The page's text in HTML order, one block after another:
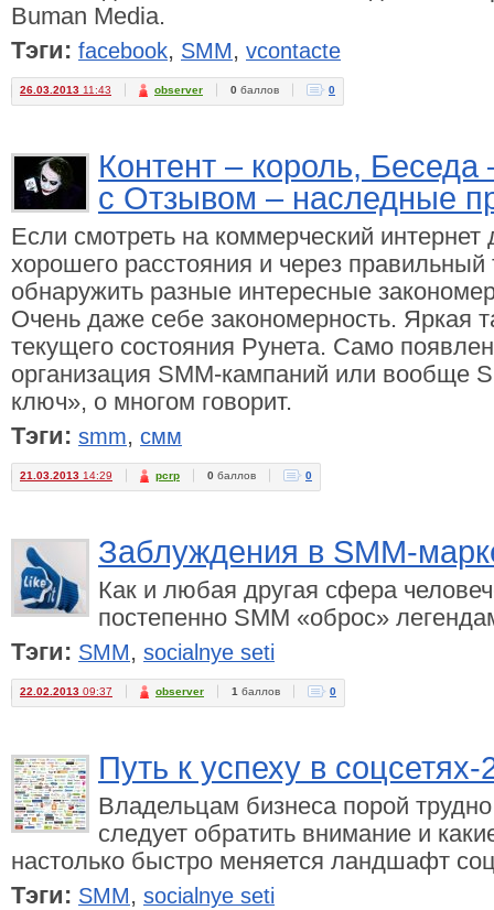
Buman Media.
Тэги: facebook, SMM, vcontacte
26.03.2013 11:43 observer 0 баллов 0
Контент – король,
с Отзывом – наследные
Если смотреть на коммерческий интернет
хорошего расстояния и через
обнаружить разные интересные
Очень даже себе закономерность. Яркая
текущего состояния Рунета. Само
организация SMM-кампаний или вообще
ключ», о многом говорит.
Тэги: smm, смм
21.03.2013 14:29 pcrp 0 баллов 0
Заблуждения в SMM-
Как и любая другая сфера
постепенно SMM «оброс»
Тэги: SMM, socialnye seti
22.02.2013 09:37 observer 1 баллов 0
Путь к успеху в соцсетях-
Владельцам бизнеса порой
следует обратить внимание и
настолько быстро меняется ландшафт
Тэги: SMM, socialnye seti